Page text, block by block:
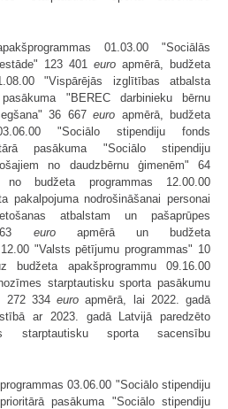
01.03.00 "Sociālās
123 401 euro apmērā, budžeta
"Vispārējās izglītības atbalsta
"BEREC darbinieku bērnu
36 667euro apmērā, budžeta
"Sociālo stipendiju fonds
pasākuma "Sociālo stipendiju
no daudzbērnu ģimenēm" 64
budžeta programmas 12.00.00
pakalpojuma nodrošināšanai personai
atbalstam un pašaprūpes
euroapmērā un budžeta
"Valsts pētījumu programmas" 10
apakšprogrammu 09.16.00
starptautisku sporta pasākumu
272 334 euro apmērā, lai 2022. gadā
ar 2023. gadā Latvijā paredzēto
starptautisku sporta sacensību
03.06.00 "Sociālo stipendiju
pasākuma "Sociālo stipendiju